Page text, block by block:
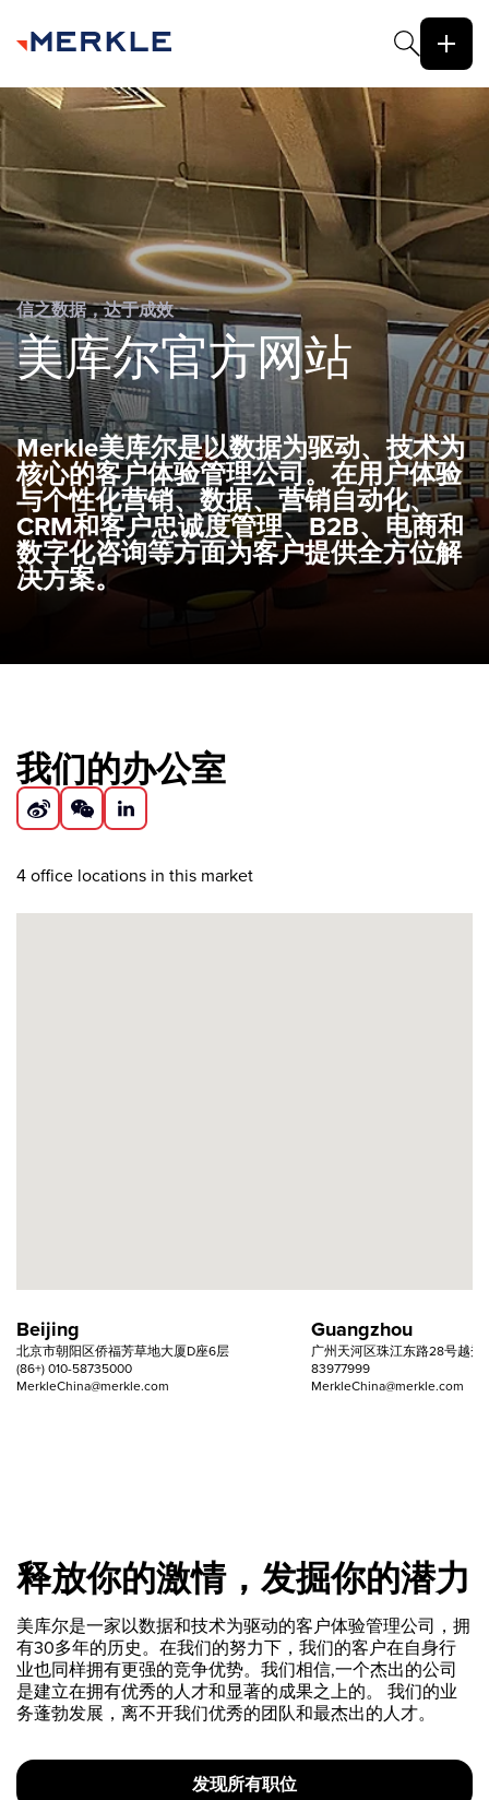
信之数据，达于成效
美库尔官方网站
Merkle美库尔是以数据为驱动、技术为
核心的客户体验管理公司。在用户体验
与个性化营销、数据、营销自动化、
CRM和客户忠诚度管理、B2B、电商和
数字化咨询等方面为客户提供全方位解
决方案。
我们的办公室
Beijing
北京市朝阳区侨福芳草地大厦D座6层
(86+) 010-58735000
MerkleChina@merkle.com
Guangzhou
广州天河区珠江东路28号越秀
83977999
MerkleChina@merkle.com
4office locations in this market
释放你的激情，发掘你的潜力
美库尔是一家以数据和技术为驱动的客户体验管理公司，拥
有30多年的历史。在我们的努力下，我们的客户在自身行
业也同样拥有更强的竞争优势。我们相信,一个杰出的公司
是建立在拥有优秀的人才和显著的成果之上的。 我们的业
务蓬勃发展，离不开我们优秀的团队和最杰出的人才。
发现所有职位